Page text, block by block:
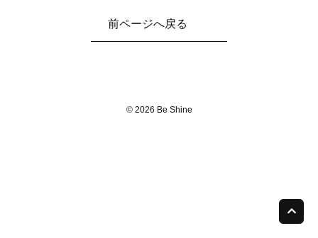
前ページへ戻る
© 2026 Be Shine